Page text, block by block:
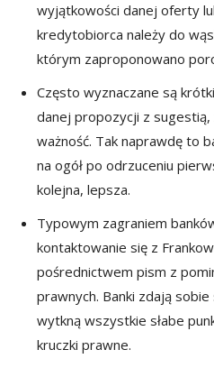
wyjątkowości danej oferty
kredytobiorca należy do
którym zaproponowano
Często wyznaczane są
danej propozycji z
ważność. Tak naprawdę to
na ogół po odrzuceniu
kolejna, lepsza.
Typowym zagraniem
kontaktowanie się z
pośrednictwem pism z
prawnych. Banki zdają
wytkną wszystkie słabe
kruczki prawne.